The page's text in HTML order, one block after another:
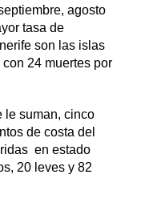
agosto
tasa de
son las islas
24 muertes por
le suman, cinco
de costa del
en estado
20 leves y 82